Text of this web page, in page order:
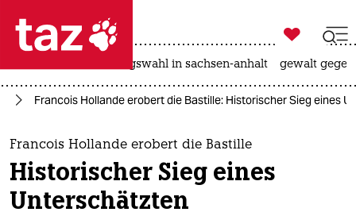
 taz zahl ich
taz zahl ich
themen
politik

taz zahl ich
landtagswahl in sachsen-anhalt gewalt
Francois Hollande erobert die Bastille: Historischer Sieg eines
Francois Hollande erobert die Bastille
Historischer Sieg eines
Unterschätzten